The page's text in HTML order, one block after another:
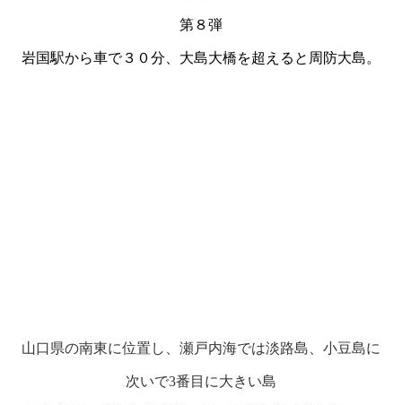
第８弾
岩国駅から車で３０分、大島大橋を超えると周防大島。
山口県の南東に位置し、瀬戸内海では淡路島、小豆島に
次いで3番目に大きい島